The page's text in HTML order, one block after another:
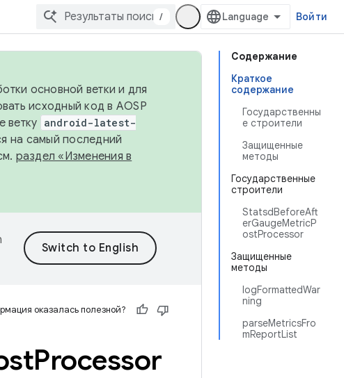
/ Войти
Содержание
Краткое
содержание
Государственны
е строители
Защищенные
методы
Государственные
строители
StatsdBeforeAft
erGaugeMetricP
ostProcessor
Защищенные
методы
logFormattedWar
ning
parseMetricsFro
mReportList
основной ветки и для
исходный код в AOSP
ветку android-latest-
на самый последний
раздел «Изменения в
оказалась полезной?
Processor